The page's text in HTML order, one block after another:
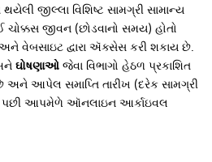
જીલ્લા વિશિષ્ટ સામગ્રી સામાન્ય
ચોક્કસ જીવન (છોડવાનો સમય) હોતો
વેબસાઇટ દ્વારા ઍક્સેસ કરી શકાય છે.
ઘોષણાઓજેવા વિભાગો હેઠળ પ્રકાશિત
અને આપેલ સમાપ્તિ તારીખ (દરેક સામગ્રી
પછી આપમેળે ઑનલાઇન આર્કાઇવલ